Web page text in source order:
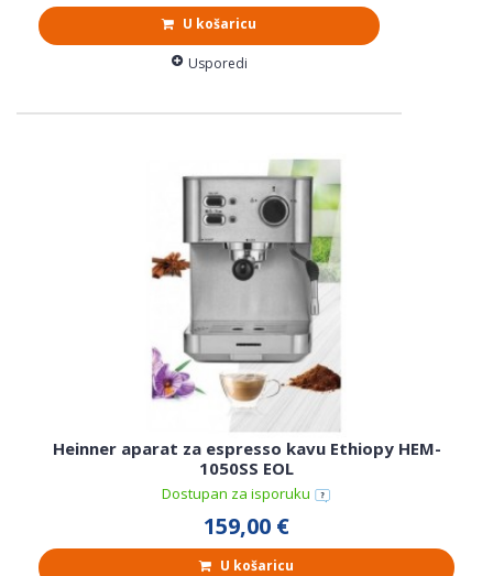
U košaricu
Usporedi
Heinner aparat za espresso kavu Ethiopy HEM-
1050SS EOL
Dostupan za isporuku
159,00 €
U košaricu